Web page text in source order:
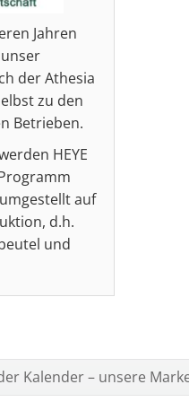
Jahren
der Athesia
zu den
Betrieben.
HEYE
auf
d.h.
und
Kalender – unsere